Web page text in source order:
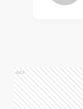
Ads